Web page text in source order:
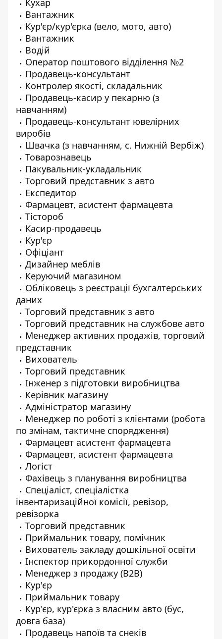
Кухар
Вантажник
Кур'єр/кур'єрка (вело, мото, авто)
Вантажник
Водій
Оператор поштового відділення №2
Продавець-консультант
Контролер якості, складальник
Продавець-касир у пекарню (з
навчанням)
Продавець-консультант ювелірних
виробів
Швачка (з навчанням, с. Нижній Вербіж)
Товарознавець
Пакувальник-укладальник
Торговий представник з авто
Експедитор
Фармацевт, асистент фармацевта
Тістороб
Касир-продавець
Кур'єр
Офіціант
Дизайнер меблів
Керуючий магазином
Обліковець з реєстрації бухгалтерських
даних
Торговий представник з авто
Торговий представник на службове авто
Менеджер активних продажів, торговий
представник
Вихователь
Торговий представник
Інженер з підготовки виробництва
Керівник магазину
Адміністратор магазину
Менеджер по роботі з клієнтами (робота
по змінам, тактичне спорядження)
Фармацевт асистент фармацевта
Фармацевт, асистент фармацевта
Логіст
Фахівець з планування виробництва
Спеціаліст, спеціалістка
інвентаризаційної комісії, ревізор,
ревізорка
Торговий представник
Приймальник товару, помічник
Вихователь закладу дошкільної освіти
Інспектор прикордонної служби
Менеджер з продажу (B2B)
Кур'єр
Приймальник товару
Кур'єр, кур'єрка з власним авто (бус,
довга база)
Продавець напоїв та снеків